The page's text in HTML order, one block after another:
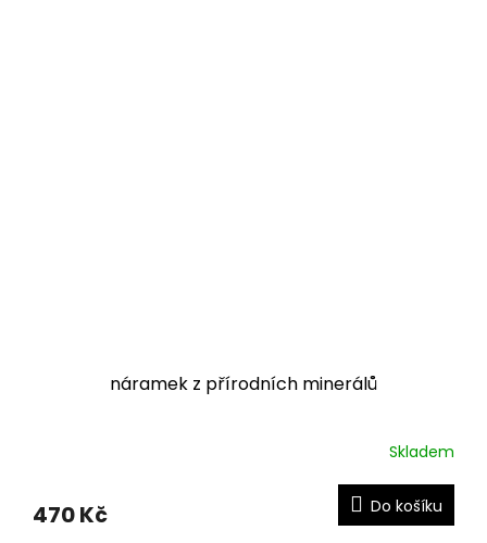
náramek z přírodních minerálů
Skladem
470 Kč Do košíku